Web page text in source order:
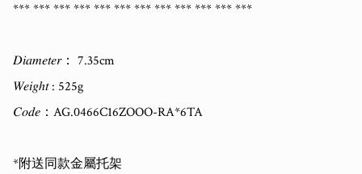
*** *** *** *** *** *** *** *** *** *** *** ***
𝐷𝑖𝑎𝑚𝑒𝑡𝑒𝑟： 7.35cm
𝑊𝑒𝑖𝑔ℎ𝑡 : 525g
𝐶𝑜𝑑𝑒：AG.0466C16ZOOO-RA*6TA
*附送同款金屬托架